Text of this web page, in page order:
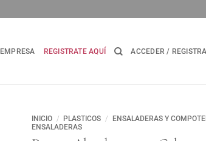
EMPRESA REGISTRATE AQUÍ ACCEDER /
INICIO / PLASTICOS / ENSALADERAS Y
ENSALADERAS